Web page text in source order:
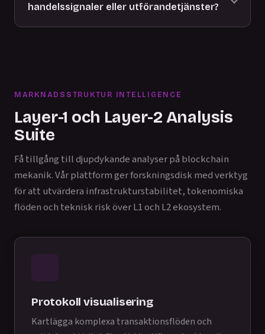
handelssignaler eller utförandetjänster?
MARKNADSSTRUKTUR INTELLIGENCE
Layer-1 och Layer-2 Analysis
Suite
Få tillgång till djupdykande analyser på blockchain
mekanik. Vår plattform ger forskningsdisk med verktyg
för att utvärdera infrastrukturstabilitet, tokenomiska
flöden och teknisk risk över L1 och L2 ekosystem.
Protokoll visualisering
Kartlägga komplexa transaktionsflöden och